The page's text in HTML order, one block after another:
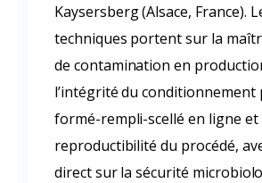
Kaysersberg (Alsace, France).
techniques portent sur la
de contamination en
l’intégrité du conditionnement
formé-rempli-scellé en ligne et
reproductibilité du procédé,
direct sur la sécurité